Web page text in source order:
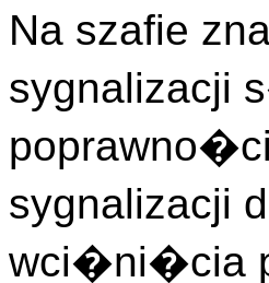
Na szafie
sygnalizacji
sygnalizacji
wci�ni�cia